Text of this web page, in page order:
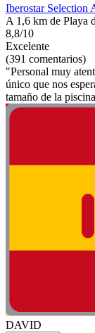
Iberostar Selection
A 1,6 km de Playa
8,8/10
Excelente
(391 comentarios)
"Personal muy
único que nos
tamaño de la
DAVID